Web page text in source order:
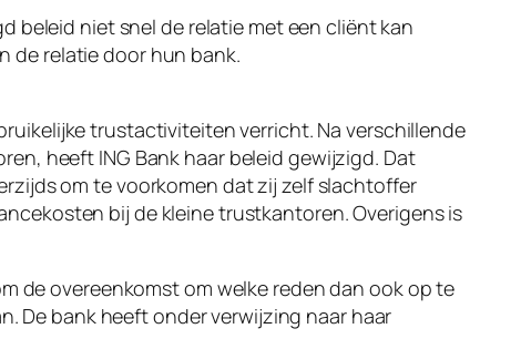
beleid niet snel de relatie met een cliënt kan
de relatie door hun bank.
trustactiviteiten verricht. Na verschillende
heeft ING Bank haar beleid gewijzigd. Dat
om te voorkomen dat zij zelf slachtoffer
bij de kleine trustkantoren. Overigens is
de overeenkomst om welke reden dan ook op te
De bank heeft onder verwijzing naar haar